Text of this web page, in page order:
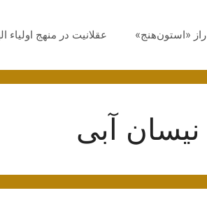
راز «استون‌هنج» عقلانیت در منهج اولیاء
نیسان آبی